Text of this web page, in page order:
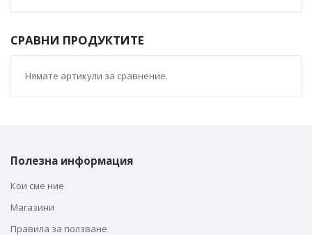
СРАВНИ ПРОДУКТИТЕ
Нямате артикули за сравнение.
Полезна информация
Кои сме ние
Магазини
Правила за ползване